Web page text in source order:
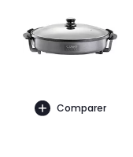
Comparer